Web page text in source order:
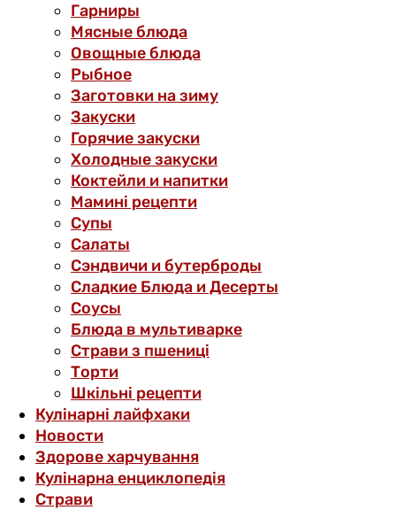
Гарниры
Мясные блюда
Овощные блюда
Рыбное
Заготовки на зиму
Закуски
Горячие закуски
Холодные закуски
Коктейли и напитки
Мамині рецепти
Супы
Салаты
Сэндвичи и бутерброды
Сладкие Блюда и Десерты
Соусы
Блюда в мультиварке
Страви з пшениці
Торти
Шкільні рецепти
Кулінарні лайфхаки
Новости
Здорове харчування
Кулінарна енциклопедія
Страви